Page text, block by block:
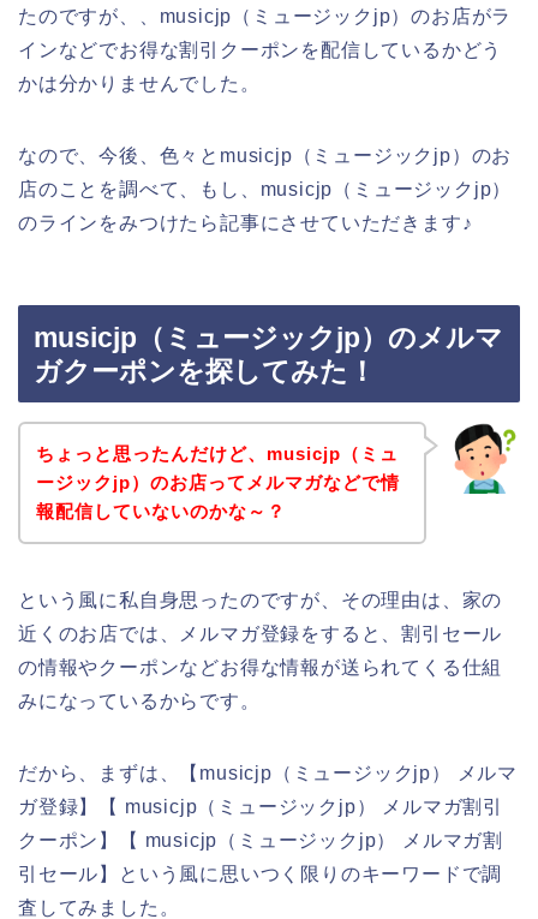
たのですが、、musicjp（ミュージックjp）のお店がラ
インなどでお得な割引クーポンを配信しているかどう
かは分かりませんでした。
なので、今後、色々とmusicjp（ミュージックjp）のお
店のことを調べて、もし、musicjp（ミュージックjp）
のラインをみつけたら記事にさせていただきます♪
musicjp（ミュージックjp）のメルマ
ガクーポンを探してみた！
ちょっと思ったんだけど、musicjp（ミュ
ージックjp）のお店ってメルマガなどで情
報配信していないのかな～？
という風に私自身思ったのですが、その理由は、家の
近くのお店では、メルマガ登録をすると、割引セール
の情報やクーポンなどお得な情報が送られてくる仕組
みになっているからです。
だから、まずは、【musicjp（ミュージックjp） メルマ
ガ登録】【 musicjp（ミュージックjp） メルマガ割引
クーポン】【 musicjp（ミュージックjp） メルマガ割
引セール】という風に思いつく限りのキーワードで調
査してみました。